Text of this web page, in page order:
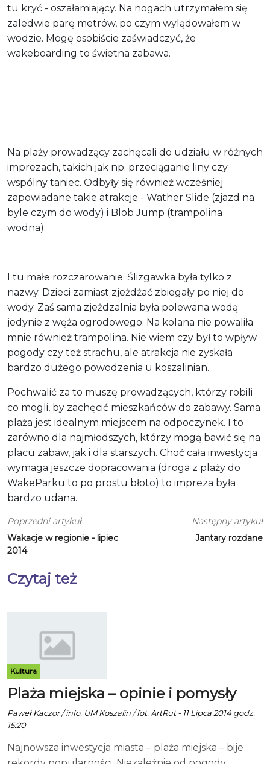
tu kryć - oszałamiający. Na nogach utrzymałem się
zaledwie parę metrów, po czym wylądowałem w
wodzie. Mogę osobiście zaświadczyć, że
wakeboarding to świetna zabawa.
Na plaży prowadzący zachęcali do udziału w różnych
imprezach, takich jak np. przeciąganie liny czy
wspólny taniec. Odbyły się również wcześniej
zapowiadane takie atrakcje - Wather Slide (zjazd na
byle czym do wody) i Blob Jump (trampolina
wodna).
I tu małe rozczarowanie. Ślizgawka była tylko z
nazwy. Dzieci zamiast zjeżdżać zbiegały po niej do
wody. Zaś sama zjeżdzalnia była polewana wodą
jedynie z węża ogrodowego. Na kolana nie powaliła
mnie również trampolina. Nie wiem czy był to wpływ
pogody czy też strachu, ale atrakcja nie zyskała
bardzo dużego powodzenia u koszalinian.
Pochwalić za to muszę prowadzących, którzy robili
co mogli, by zachęcić mieszkańców do zabawy. Sama
plaża jest idealnym miejscem na odpoczynek. I to
zarówno dla najmłodszych, którzy mogą bawić się na
placu zabaw, jak i dla starszych. Choć cała inwestycja
wymaga jeszcze dopracowania (droga z plaży do
WakeParku to po prostu błoto) to impreza była
bardzo udana.
Poprzedni artykuł
Wakacje w regionie - lipiec
2014
Następny artykuł
Jantary rozdane
Czytaj też
Kultura
Plaża miejska – opinie i pomysły
Paweł Kaczor / info. UM Koszalin / fot. ArtRut - 11 Lipca 2014 godz.
15:20
Najnowsza inwestycja miasta – plaża miejska – bije
rekordy popularności. Niezależnie od pogody,